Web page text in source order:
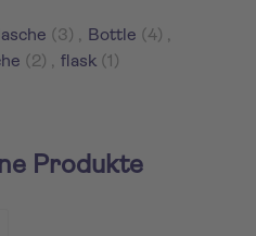
(3) , Bottle (4) ,
(2) , flask (1)
Produkte